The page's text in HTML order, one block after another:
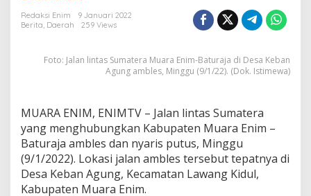
s
S
a
t
e
r
a
d
Redaksi Enim
9 Januari 2022
Berita, Daerah 259 Views
Foto: Jalan lintas Sumatera Muara Enim-Baturaja di Desa Keban
Agung ambles, Minggu (9/1/22). (Dok. Istimewa)
MUARA ENIM, ENIMTV – Jalan lintas Sumatera
yang menghubungkan Kabupaten Muara Enim –
Baturaja ambles dan nyaris putus, Minggu
(9/1/2022). Lokasi jalan ambles tersebut tepatnya di
Desa Keban Agung, Kecamatan Lawang Kidul,
Kabupaten Muara Enim.